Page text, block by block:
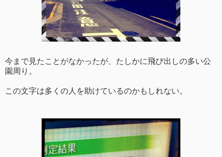
今まで見たことがなかったが、たしかに飛び出しの多い公
園周り。
この文字は多くの人を助けているのかもしれない。